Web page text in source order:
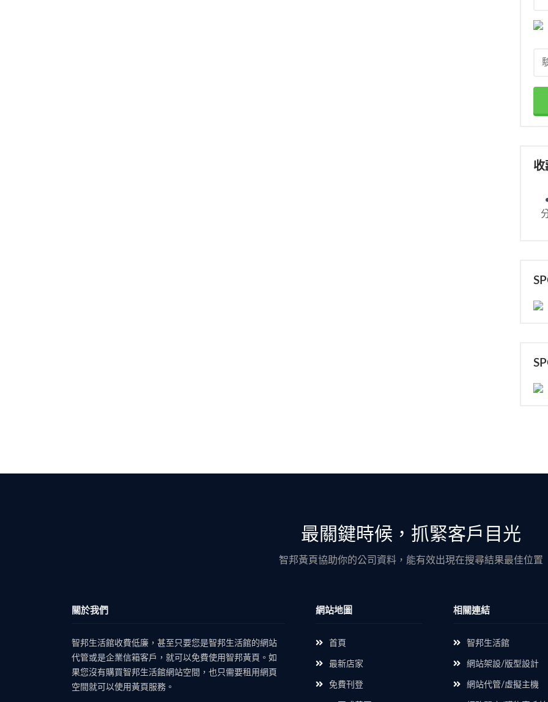
收
最關鍵時候，抓緊客戶目光
智邦黃頁協助你的公司資料，能有效出現在搜尋結果最佳位置
關於我們
智邦生活館收費低廉，甚至只要您是智邦生活館的網站
代管或是企業信箱客戶，就可以免費使用智邦黃頁。如
果您沒有購買智邦生活館網站空間，也只需要租用網頁
空間就可以使用黃頁服務。
網站地圖
首頁
最新店家
免費刊登
相關連結
智邦生活館
網站架設/版型設計
網站代管/虛擬主機